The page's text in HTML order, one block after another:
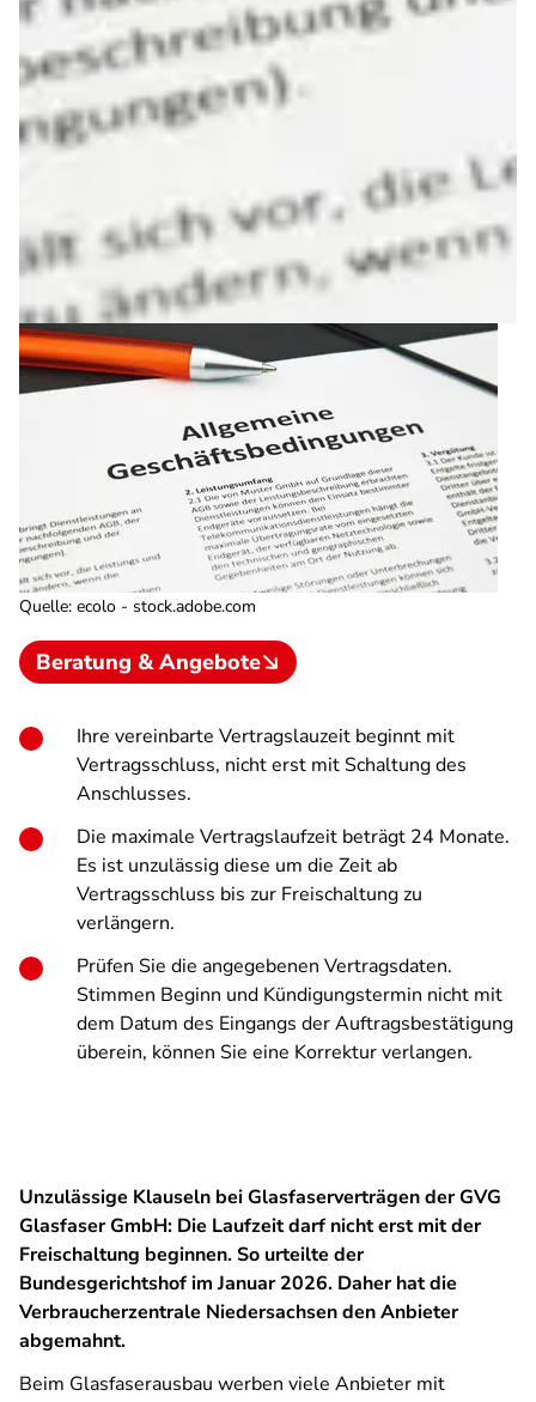
Quelle: ecolo - stock.adobe.com
Beratung & Angebote
Ihre vereinbarte Vertragslauzeit beginnt mit
Vertragsschluss, nicht erst mit Schaltung des
Anschlusses.
Die maximale Vertragslaufzeit beträgt 24 Monate.
Es ist unzulässig diese um die Zeit ab
Vertragsschluss bis zur Freischaltung zu
verlängern.
Prüfen Sie die angegebenen Vertragsdaten.
Stimmen Beginn und Kündigungstermin nicht mit
dem Datum des Eingangs der Auftragsbestätigung
überein, können Sie eine Korrektur verlangen.
Unzulässige Klauseln bei Glasfaserverträgen der GVG
Glasfaser GmbH: Die Laufzeit darf nicht erst mit der
Freischaltung beginnen. So urteilte der
Bundesgerichtshof im Januar 2026. Daher hat die
Verbraucherzentrale Niedersachsen den Anbieter
abgemahnt.
Beim Glasfaserausbau werben viele Anbieter mit